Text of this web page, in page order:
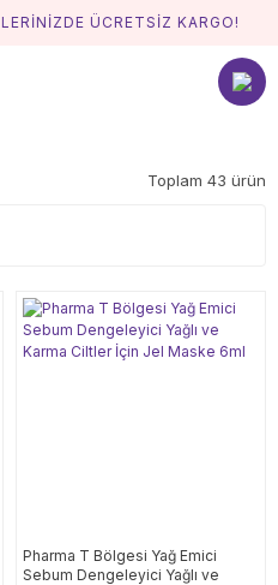
ÜCRETSİZ KARGO!
Toplam 43 ürün
Pharma T Bölgesi Yağ Emici
Sebum Dengeleyici Yağlı ve